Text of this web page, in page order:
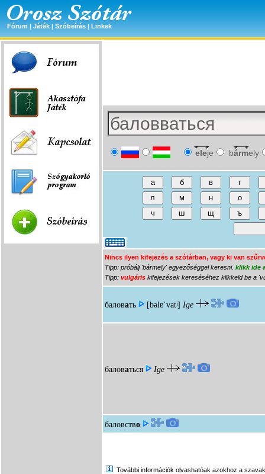
Fórum | Játék | Szóbeírás | Linkek
eleje bármely
Nincs ilyen kifejezés a szótárban, vagy ki van
Tipp: próbálj 'bármely' egyezőséggel keresni. klikk ide
Tipp: vulgáris kifejezések kereséséhez klikkeld be a
баловать [bəlɐˈvatʲ] Ige
баловаться Ige
баловство
További információk olvashatóak azokhoz a